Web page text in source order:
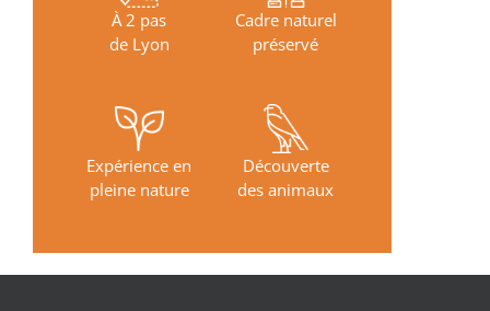
À 2 pas
de Lyon
Cadre naturel
préservé
Expérience en
pleine nature
Découverte
des animaux